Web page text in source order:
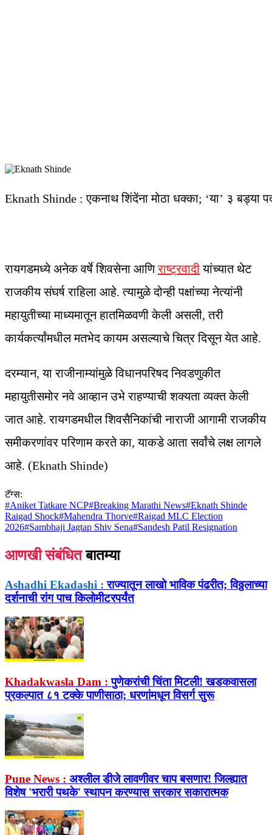
Eknath Shinde : एकनाथ शिंदेंना मोठा धक्का; ‘या’ ३ बड्या
रायगडमध्ये अनेक वर्षे शिवसेना आणिराष्ट्रवादीयांच्यात थेट
राजकीय संघर्ष राहिला आहे. त्यामुळे दोन्ही पक्षांच्या नेत्यांनी
महायुतीच्या माध्यमातून हातमिळवणी केली असली, तरी
कार्यकर्त्यांमधील मतभेद कायम असल्याचे चित्र दिसून येत आहे.
दरम्यान, या राजीनाम्यांमुळे विधानपरिषद निवडणुकीत
महायुतीसमोर नवे आव्हान उभे राहण्याची शक्यता व्यक्त केली
जात आहे. रायगडमधील शिवसैनिकांची नाराजी आगामी राजकीय
समीकरणांवर परिणाम करते का, याकडे आता सर्वांचे लक्ष लागले
आहे. (Eknath Shinde)
टॅग्स:
#Aniket Tatkare NCP#Breaking Marathi News#Eknath Shinde
Raigad Shock#Mahendra Thorve#Raigad MLC Election
2026#Sambhaji Jagtap Shiv Sena#Sandesh Patil Resignation
आणखी संबंधित बातम्या
Ashadhi Ekadashi : राज्यातून लाखो भाविक पंढरीत; विठ्ठलाच्या
दर्शनाची रांग पाच किलोमीटरपर्यंत
Khadakwasla Dam : पुणेकरांची चिंता मिटली! खडकवासला
प्रकल्पात ८१ टक्के पाणीसाठा; धरणांमधून विसर्ग सुरू
Pune News : अश्लील डीजे लावणीवर चाप बसणार! जिल्ह्यात
विशेष 'भरारी पथके' स्थापन करण्यास सरकार सकारात्मक